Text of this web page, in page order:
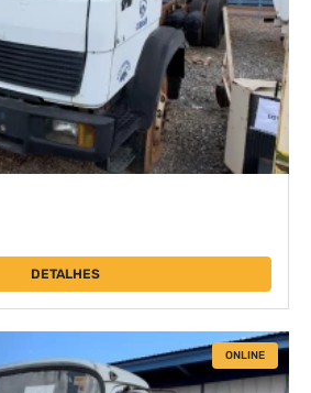
DETALHES
ONLINE